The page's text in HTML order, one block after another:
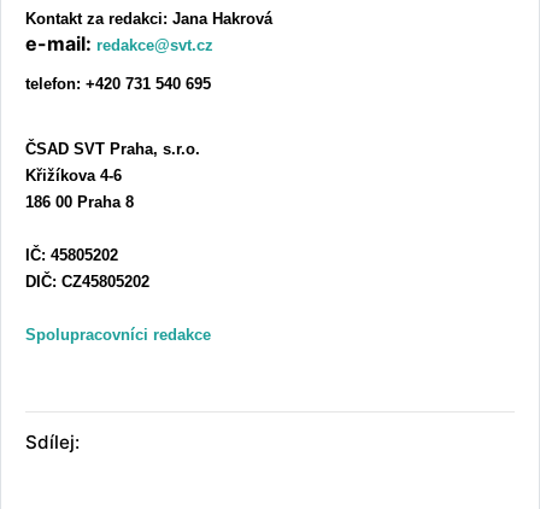
Kontakt za redakci: Jana Hakrová
e-mail: redakce@svt.cz
telefon: +420 731 540 695
ČSAD SVT Praha, s.r.o.
Křižíkova 4-6
186 00 Praha 8
IČ: 45805202
DIČ: CZ45805202
Spolupracovníci redakce
Sdílej: